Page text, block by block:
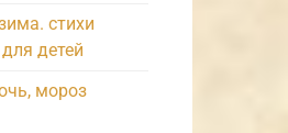
стихи
детей
мороз